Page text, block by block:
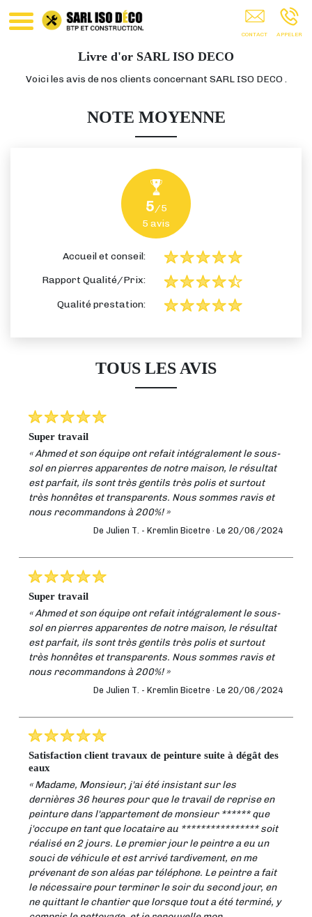
Rénovation Intérieur Peinture Ravalement
Isolation Vitry-Sur-Seine Créteil L'Haÿ-Les-
Roses Nogent-Sur-Marne Val-De-Marne Île-
Livre d'or SARL ISO DECO
Voici les avis de nos clients concernant SARL ISO DECO .
NOTE MOYENNE
5/5
5 avis
Accueil et conseil:
Rapport Qualité/Prix:
Qualité prestation:
TOUS LES AVIS
super travail
« Ahmed et son équipe ont refait intégralement le sous-
sol en pierres apparentes de notre maison, le résultat
est parfait, ils sont très gentils très polis et surtout
très honnêtes et transparents. Nous sommes ravis et
nous recommandons à 200%! »
De Julien T. - Kremlin Bicetre · Le 20/06/2024
super travail
« Ahmed et son équipe ont refait intégralement le sous-
sol en pierres apparentes de notre maison, le résultat
est parfait, ils sont très gentils très polis et surtout
très honnêtes et transparents. Nous sommes ravis et
nous recommandons à 200%! »
De Julien T. - Kremlin Bicetre · Le 20/06/2024
satisfaction client travaux de peinture suite à dégât des
eaux
« Madame, Monsieur, j'ai été insistant sur les
dernières 36 heures pour que le travail de reprise en
peinture dans l'appartement de monsieur ****** que
j'occupe en tant que locataire au **************** soit
réalisé en 2 jours. Le premier jour le peintre a eu un
souci de véhicule et est arrivé tardivement, en me
prévenant de son aléas par téléphone. Le peintre a fait
le nécessaire pour terminer le soir du second jour, en
ne quittant le chantier que lorsque tout a été terminé, y